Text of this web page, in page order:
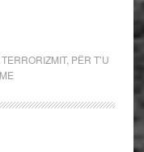
, PЁR T’U